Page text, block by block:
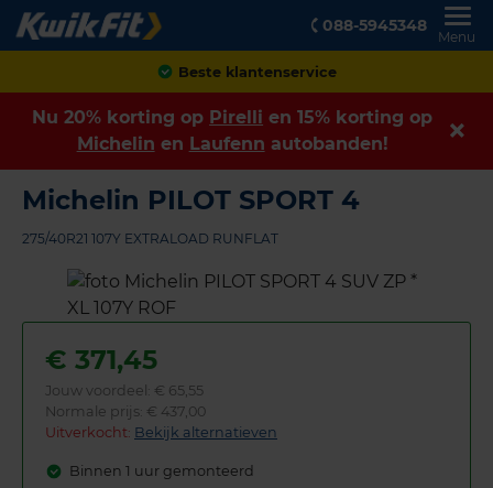
088-5945348
Menu
Achteraf betalen
Nu 20% korting op Pirelli en 15% korting op
Michelin en Laufenn autobanden!
Michelin PILOT SPORT 4
275/40R21 107Y EXTRALOAD RUNFLAT
€ 371,45
Jouw voordeel: € 65,55
Normale prijs: € 437,00
Uitverkocht: Bekijk alternatieven
Binnen 1 uur gemonteerd